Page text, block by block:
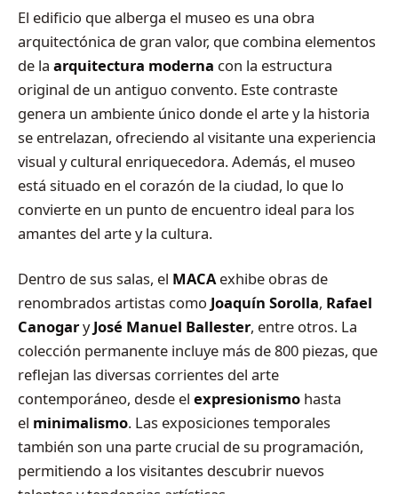
El edificio que alberga el museo es una obra
arquitectónica de gran valor, que combina elementos
de la arquitectura moderna con la estructura
original de un antiguo convento. Este contraste
genera un ambiente único donde el arte y la historia
se entrelazan, ofreciendo al visitante una experiencia
visual y cultural enriquecedora. Además, el museo
está situado en el corazón de la ciudad, lo que lo
convierte en un punto de encuentro ideal para los
amantes del arte y la cultura.
Dentro de sus salas, el MACAexhibe obras de
renombrados artistas como Joaquín Sorolla, Rafael
CanogaryJosé Manuel Ballester, entre otros. La
colección permanente incluye más de 800 piezas, que
reflejan las diversas corrientes del arte
contemporáneo, desde el expresionismo hasta
el minimalismo. Las exposiciones temporales
también son una parte crucial de su programación,
permitiendo a los visitantes descubrir nuevos